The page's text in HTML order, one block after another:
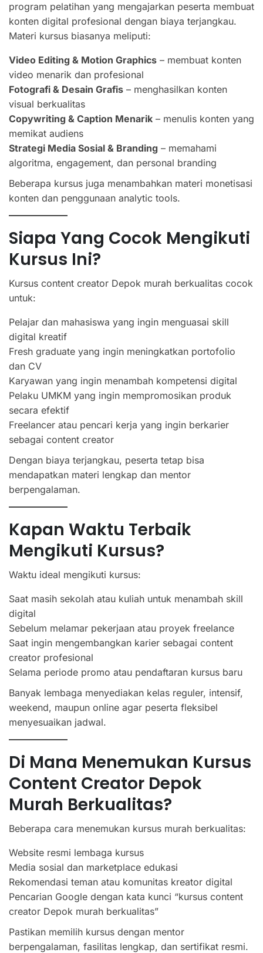
program pelatihan yang mengajarkan peserta membuat
konten digital profesional dengan biaya terjangkau.
Materi kursus biasanya meliputi:
Video Editing & Motion Graphics – membuat konten
video menarik dan profesional
Fotografi & Desain Grafis – menghasilkan konten
visual berkualitas
Copywriting & Caption Menarik – menulis konten yang
memikat audiens
Strategi Media Sosial & Branding – memahami
algoritma, engagement, dan personal branding
Beberapa kursus juga menambahkan materi monetisasi
konten dan penggunaan analytic tools.
Siapa Yang Cocok Mengikuti
Kursus Ini?
Kursus content creator Depok murah berkualitas cocok
untuk:
Pelajar dan mahasiswa yang ingin menguasai skill
digital kreatif
Fresh graduate yang ingin meningkatkan portofolio
dan CV
Karyawan yang ingin menambah kompetensi digital
Pelaku UMKM yang ingin mempromosikan produk
secara efektif
Freelancer atau pencari kerja yang ingin berkarier
sebagai content creator
Dengan biaya terjangkau, peserta tetap bisa
mendapatkan materi lengkap dan mentor
berpengalaman.
Kapan Waktu Terbaik
Mengikuti Kursus?
Waktu ideal mengikuti kursus:
Saat masih sekolah atau kuliah untuk menambah skill
digital
Sebelum melamar pekerjaan atau proyek freelance
Saat ingin mengembangkan karier sebagai content
creator profesional
Selama periode promo atau pendaftaran kursus baru
Banyak lembaga menyediakan kelas reguler, intensif,
weekend, maupun online agar peserta fleksibel
menyesuaikan jadwal.
Di Mana Menemukan Kursus
Content Creator Depok
Murah Berkualitas?
Beberapa cara menemukan kursus murah berkualitas:
Website resmi lembaga kursus
Media sosial dan marketplace edukasi
Rekomendasi teman atau komunitas kreator digital
Pencarian Google dengan kata kunci “kursus content
creator Depok murah berkualitas”
Pastikan memilih kursus dengan mentor
berpengalaman, fasilitas lengkap, dan sertifikat resmi.